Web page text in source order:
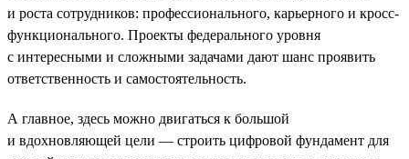
и роста сотрудников: профессионального, карьерного и кросс-
функционального. Проекты федерального уровня
с интересными и сложными задачами дают шанс проявить
ответственность и самостоятельность.
А главное, здесь можно двигаться к большой
и вдохновляющей цели — строить цифровой фундамент для